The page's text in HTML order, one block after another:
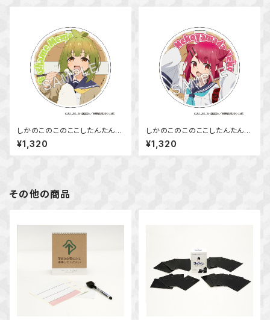
しかのこのこのここしたんたん
アクリルコースター 馬車芽 め
め
¥1,320
しかのこのこのここしたんたん
アクリルコースター 猫山田 根
子
¥1,320
その他の商品